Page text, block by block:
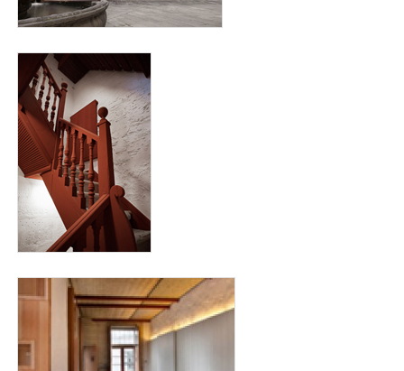
interior_cabildo_para_web3.jpg
interiro_cabildo_para_web-1.jpg